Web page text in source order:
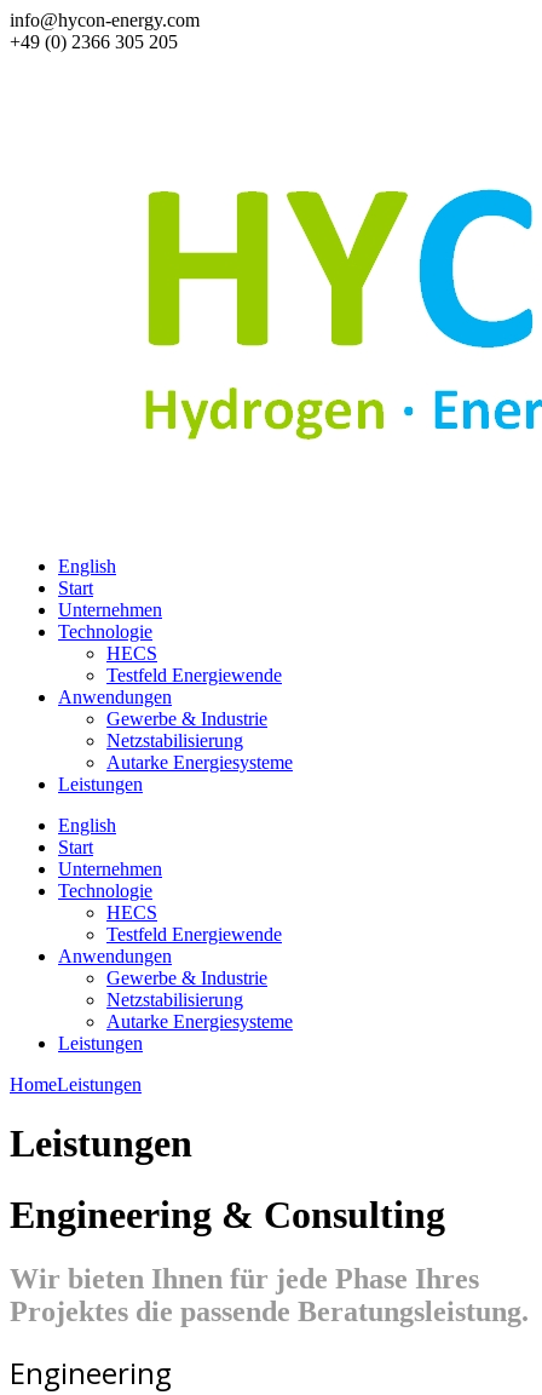
info@hycon-energy.com
+49 (0) 2366 305 205
English
Start
Unternehmen
Technologie
HECS
Testfeld Energiewende
Anwendungen
Gewerbe & Industrie
Netzstabilisierung
Autarke Energiesysteme
Leistungen
English
Start
Unternehmen
Technologie
HECS
Testfeld Energiewende
Anwendungen
Gewerbe & Industrie
Netzstabilisierung
Autarke Energiesysteme
Leistungen
HomeLeistungen
Leistungen
Engineering & Consulting
Wir bieten Ihnen für jede Phase Ihres
Projektes die passende Beratungsleistung.
Engineering